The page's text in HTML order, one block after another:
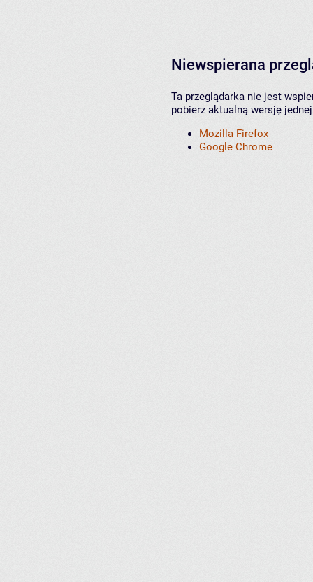
Niewspierana
Ta przeglądarka nie jest
pobierz aktualną wersję
Mozilla Firefox
Google Chrome